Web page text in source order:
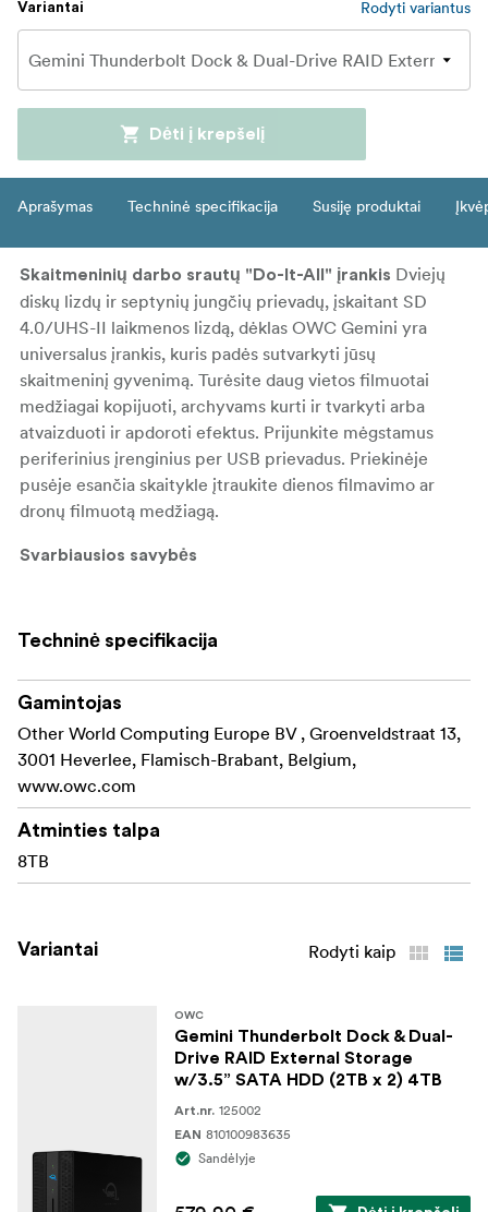
Variantai Rodyti variantus
Dėti į krepšelį
Aprašymas Techninė specifikacija Susiję produktai
Skaitmeninių darbo srautų "Do-It-All" įrankis Dviejų
diskų lizdų ir septynių jungčių prievadų, įskaitant SD
4.0/UHS-II laikmenos lizdą, dėklas OWC Gemini yra
universalus įrankis, kuris padės sutvarkyti jūsų
skaitmeninį gyvenimą. Turėsite daug vietos filmuotai
medžiagai kopijuoti, archyvams kurti ir tvarkyti arba
atvaizduoti ir apdoroti efektus. Prijunkite mėgstamus
periferinius įrenginius per USB prievadus. Priekinėje
pusėje esančia skaitykle įtraukite dienos filmavimo ar
dronų filmuotą medžiagą.
Svarbiausios savybės
Spartus ryšys: (2) "Thunderbolt 3" prievadai
atgaline data)
Greitis ir saugykla: aparatinis RAID valdiklis (RAID 0,
1, Span arba JBOD / nepriklausomas)
Lengvas įkėlimas iš fotoaparato: priekyje esantis SD
4.0 (UHS-II) kortelių skaitytuvas
Galimybių koncentratorius: (2) USB 3.2 (10 Gb/s) A
Prisijungimas prie NAS: 2,5 Gb/s Ethernet prievadas
galėtumėte prijungti iki 8K monitorių
Pasirinktinės konfigūracijos: (2) 2,5 arba 3,5 colių
SATA arba U.2 diskams skirtos angos
Įjungta "Innergize": išsami būklės, našumo ir lauko
atnaujinimų valdymo priemonė naudojant "OWC
Atlas SD" atminties korteles su "Gemini" SD
Techninė specifikacija
Gamintojas
Other World Computing Europe BV , Groenveldstraat 13,
3001 Heverlee, Flamisch-Brabant, Belgium,
www.owc.com
Atminties talpa
8TB
Variantai Rodyti kaip
OWC
Gemini Thunderbolt Dock & Dual-
Drive RAID External Storage
w/3.5” SATA HDD (2TB x 2) 4TB
Art.nr. 125002
EAN 810100983635
Sandėlyje